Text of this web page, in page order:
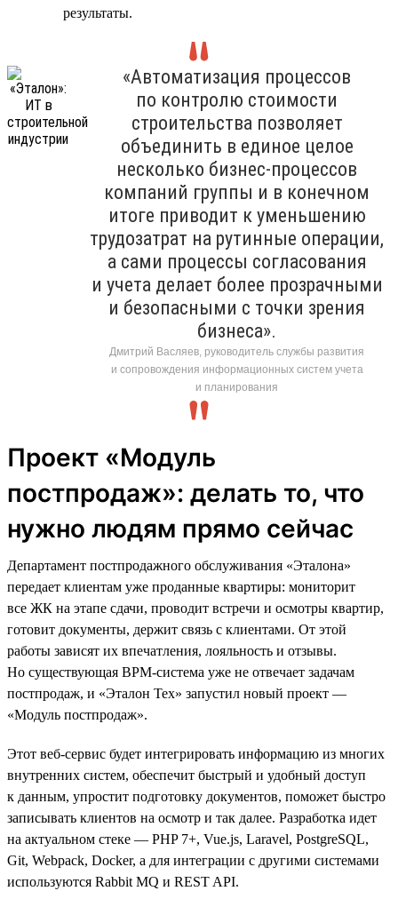
результаты.
«Автоматизация процессов
по контролю стоимости
строительства позволяет
объединить в единое целое
несколько бизнес-процессов
компаний группы и в конечном
итоге приводит к уменьшению
трудозатрат на рутинные операции,
а сами процессы согласования
и учета делает более прозрачными
и безопасными с точки зрения
бизнеса».
Дмитрий Васляев, руководитель службы развития
и сопровождения информационных систем учета
и планирования
Проект «Модуль
постпродаж»: делать то, что
нужно людям прямо сейчас
Департамент постпродажного обслуживания «Эталона»
передает клиентам уже проданные квартиры: мониторит
все ЖК на этапе сдачи, проводит встречи и осмотры квартир,
готовит документы, держит связь с клиентами. От этой
работы зависят их впечатления, лояльность и отзывы.
Но существующая BPM-система уже не отвечает задачам
постпродаж, и «Эталон Тех» запустил новый проект —
«Модуль постпродаж».
Этот веб-сервис будет интегрировать информацию из многих
внутренних систем, обеспечит быстрый и удобный доступ
к данным, упростит подготовку документов, поможет быстро
записывать клиентов на осмотр и так далее. Разработка идет
на актуальном стеке — PHP 7+, Vue.js, Laravel, PostgreSQL,
Git, Webpack, Docker, а для интеграции с другими системами
используются Rabbit MQ и REST API.